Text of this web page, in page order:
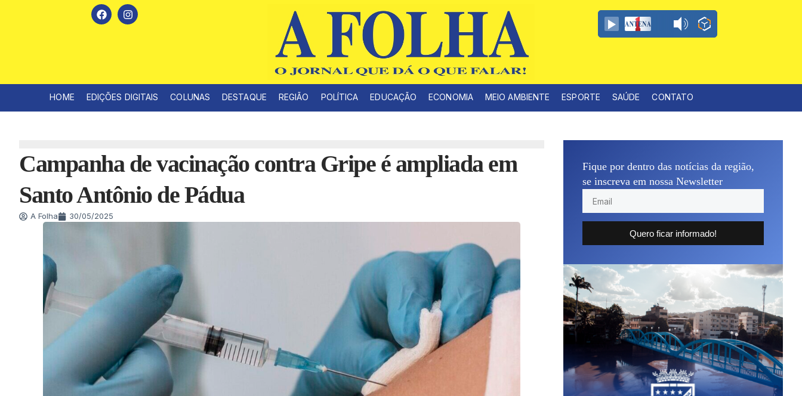
HOME EDIÇÕES DIGITAIS COLUNAS DESTAQUE REGIÃO POLÍTICA EDUCAÇÃO ECONOMIA MEIO AMBIENTE ESPORTE SAÚDE CONTATO
Campanha de vacinação contra Gripe é ampliada em
Santo Antônio de Pádua
A Folha 30/05/2025
Fique por dentro das notícias da região,
se inscreva em nossa Newsletter
Quero ficar informado!